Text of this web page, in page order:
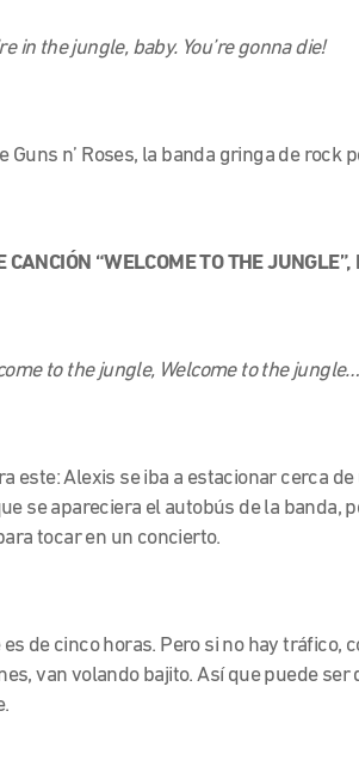
in the jungle, baby. You’re gonna die!
Guns n’ Roses, la banda gringa de rock
CANCIÓN “WELCOME TO THE JUNGLE”,
to the jungle, Welcome to the jungle…
este: Alexis se iba a estacionar cerca
se apareciera el autobús de la banda,
tocar en un concierto.
es de cinco horas. Pero si no hay tráfico,
van volando bajito. Así que puede